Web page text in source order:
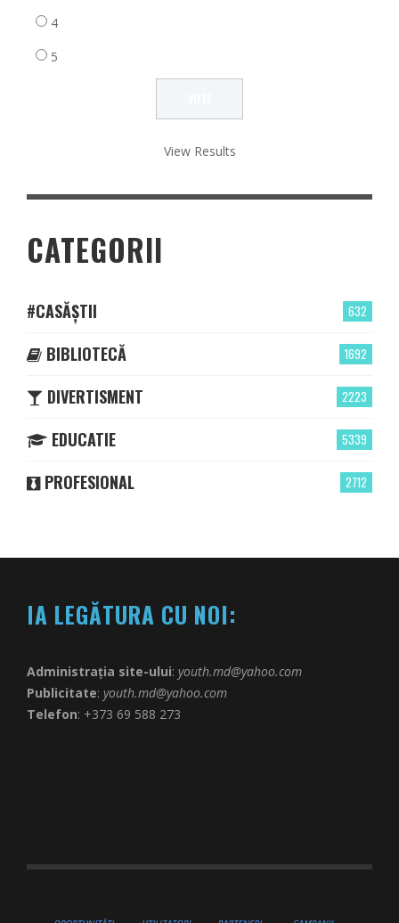
4
5
View Results
CATEGORII
632
#CASĂȘTII
1692
BIBLIOTECĂ
2223
DIVERTISMENT
5339
EDUCATIE
2712
PROFESIONAL
IA LEGĂTURA CU NOI:
Administrația site-ului: youth.md@yahoo.com
Publicitate: youth.md@yahoo.com
Telefon: +373 69 588 273